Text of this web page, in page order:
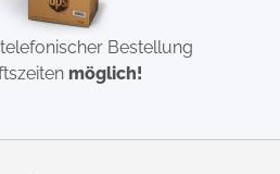
Bestellung
möglich!